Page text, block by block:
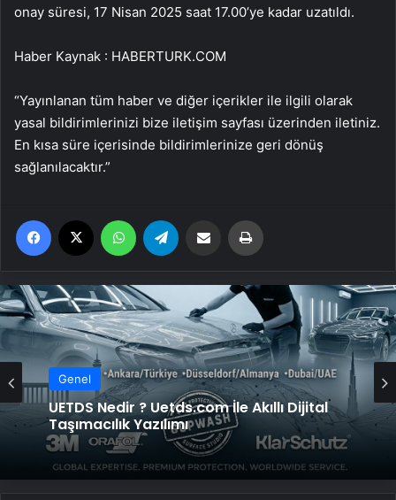
onay süresi, 17 Nisan 2025 saat 17.00’ye kadar uzatıldı.
Haber Kaynak : HABERTURK.COM
“Yayınlanan tüm haber ve diğer içerikler ile ilgili olarak
yasal bildirimlerinizi bize iletişim sayfası üzerinden iletiniz.
En kısa süre içerisinde bildirimlerinize geri dönüş
sağlanılacaktır.”
Facebook WhatsApp Email'den paylaş
Genel
UETDS Nedir ? Uetds.com İle Akıllı Dijital
Taşımacılık Yazılımı